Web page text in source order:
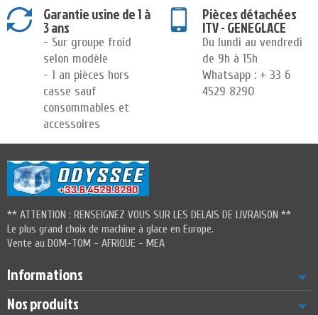
Garantie usine de 1 à
3 ans
- Sur groupe froid
selon modèle
- 1 an pièces hors
casse sauf
consommables et
accessoires
Pièces détachées
ITV - GENEGLACE
Du lundi au vendredi
de 9h à 15h
Whatsapp : + 33 6
4529 8290
** ATTENTION : RENSEIGNEZ VOUS SUR LES DELAIS DE LIVRAISON **
Le plus grand choix de machine à glace en Europe.
Vente au DOM-TOM - AFRIQUE - MEA
Informations
Nos produits